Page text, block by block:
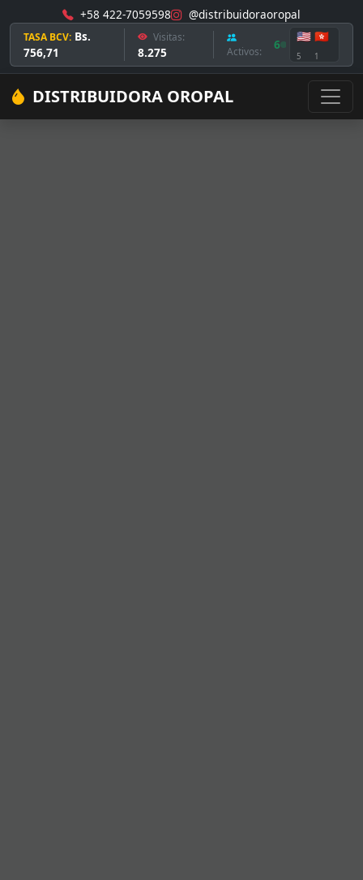
+58 422-7059598 @distribuidoraoropal
TASA BCV: Bs.
756,71
Visitas:
8.275 Activos: 6
🇺🇸
5
🇭🇰
1
DISTRIBUIDORA OROPAL